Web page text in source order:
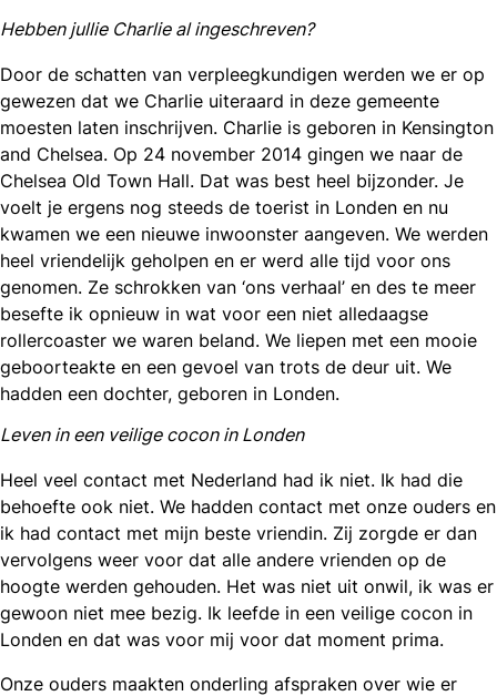
Hebben jullie Charlie al ingeschreven?
Door de schatten van verpleegkundigen werden we er op
gewezen dat we Charlie uiteraard in deze gemeente
moesten laten inschrijven. Charlie is geboren in Kensington
and Chelsea. Op 24 november 2014 gingen we naar de
Chelsea Old Town Hall. Dat was best heel bijzonder. Je
voelt je ergens nog steeds de toerist in Londen en nu
kwamen we een nieuwe inwoonster aangeven. We werden
heel vriendelijk geholpen en er werd alle tijd voor ons
genomen. Ze schrokken van ‘ons verhaal’ en des te meer
besefte ik opnieuw in wat voor een niet alledaagse
rollercoaster we waren beland. We liepen met een mooie
geboorteakte en een gevoel van trots de deur uit. We
hadden een dochter, geboren in Londen.
Leven in een veilige cocon in Londen
Heel veel contact met Nederland had ik niet. Ik had die
behoefte ook niet. We hadden contact met onze ouders en
ik had contact met mijn beste vriendin. Zij zorgde er dan
vervolgens weer voor dat alle andere vrienden op de
hoogte werden gehouden. Het was niet uit onwil, ik was er
gewoon niet mee bezig. Ik leefde in een veilige cocon in
Londen en dat was voor mij voor dat moment prima.
Onze ouders maakten onderling afspraken over wie er